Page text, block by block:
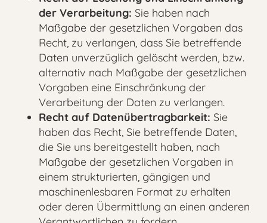
der Verarbeitung: Sie haben nach
Maßgabe der gesetzlichen Vorgaben das
Recht, zu verlangen, dass Sie betreffende
Daten unverzüglich gelöscht werden, bzw.
alternativ nach Maßgabe der gesetzlichen
Vorgaben eine Einschränkung der
Verarbeitung der Daten zu verlangen.
Recht auf Datenübertragbarkeit: Sie
haben das Recht, Sie betreffende Daten,
die Sie uns bereitgestellt haben, nach
Maßgabe der gesetzlichen Vorgaben in
einem strukturierten, gängigen und
maschinenlesbaren Format zu erhalten
oder deren Übermittlung an einen anderen